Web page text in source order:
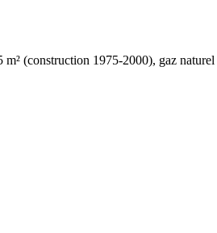
m² (construction 1975-2000), gaz naturel